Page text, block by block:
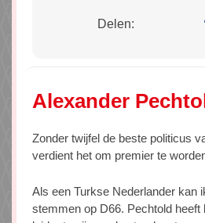
Delen:
Alexander
Zonder twijfel de beste politicus
verdient het om premier te
Als een Turkse Nederlander kan
stemmen op D66. Pechtold heeft